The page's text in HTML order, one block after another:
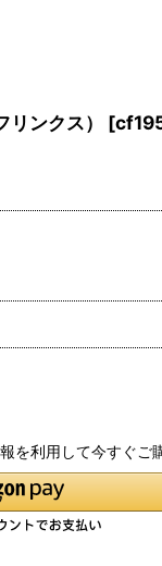
ンクス） [
を利用して今すぐご